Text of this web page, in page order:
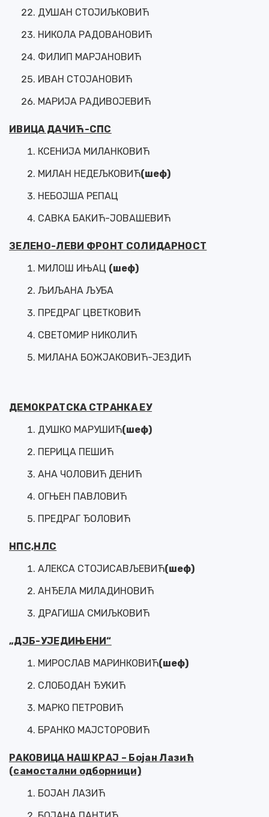
ДУШАН СТОЈИЉКОВИЋ
НИКОЛА РАДОВАНОВИЋ
ФИЛИП МАРЈАНОВИЋ
ИВАН СТОЈАНОВИЋ
МАРИЈА РАДИВОЈЕВИЋ
ИВИЦА ДАЧИЋ-СПС
КСЕНИЈА МИЛАНКОВИЋ
МИЛАН НЕДЕЉКОВИЋ(шеф)
НЕБОЈША РЕПАЦ
САВКА БАКИЋ-ЈОВАШЕВИЋ
ЗЕЛЕНО-ЛЕВИ ФРОНТ СОЛИДАРНОСТ
МИЛОШ ИЊАЦ (шеф)
ЉИЉАНА ЉУБА
ПРЕДРАГ ЦВЕТКОВИЋ
СВЕТОМИР НИКОЛИЋ
МИЛАНА БОЖЈАКОВИЋ-ЈЕЗДИЋ
ДЕМОКРАТСКА СТРАНКА ЕУ
ДУШКО МАРУШИЋ(шеф)
ПЕРИЦА ПЕШИЋ
АНА ЧОЛОВИЋ ДЕНИЋ
ОГЊЕН ПАВЛОВИЋ
ПРЕДРАГ ЂОЛОВИЋ
НПС,НЛС
АЛЕКСА СТОЈИСАВЉЕВИЋ(шеф)
АНЂЕЛА МИЛАДИНОВИЋ
ДРАГИША СМИЉКОВИЋ
„ДЈБ-УЈЕДИЊЕНИ“
МИРОСЛАВ МАРИНКОВИЋ(шеф)
СЛОБОДАН ЂУКИЋ
МАРКО ПЕТРОВИЋ
БРАНКО МАЈСТОРОВИЋ
РАКОВИЦА НАШ КРАЈ – Бојан Лазић
(самостални одборници)
БОЈАН ЛАЗИЋ